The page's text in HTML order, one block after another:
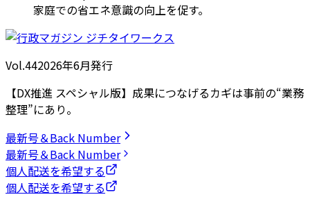
家庭での省エネ意識の向上を促す。
Vol.442026年6月発行
【DX推進 スペシャル版】成果につなげるカギは事前の“業務
整理”にあり。
最新号＆Back Number
最新号＆Back Number
個人配送を希望する
個人配送を希望する